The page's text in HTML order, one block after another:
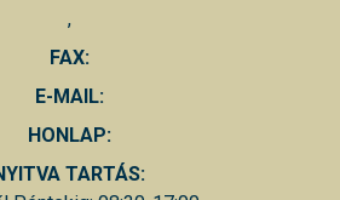
,
FAX:
E-MAIL:
HONLAP:
TARTÁS: